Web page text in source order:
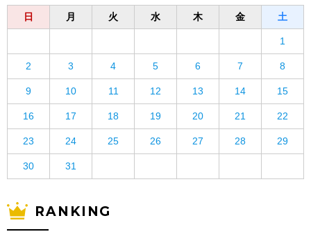
日 月 火 水 木 金 土
1
2 3 4 5 6 7 8
9 10 11 12 13 14 15
16 17 18 19 20 21 22
23 24 25 26 27 28 29
30 31
RANKING